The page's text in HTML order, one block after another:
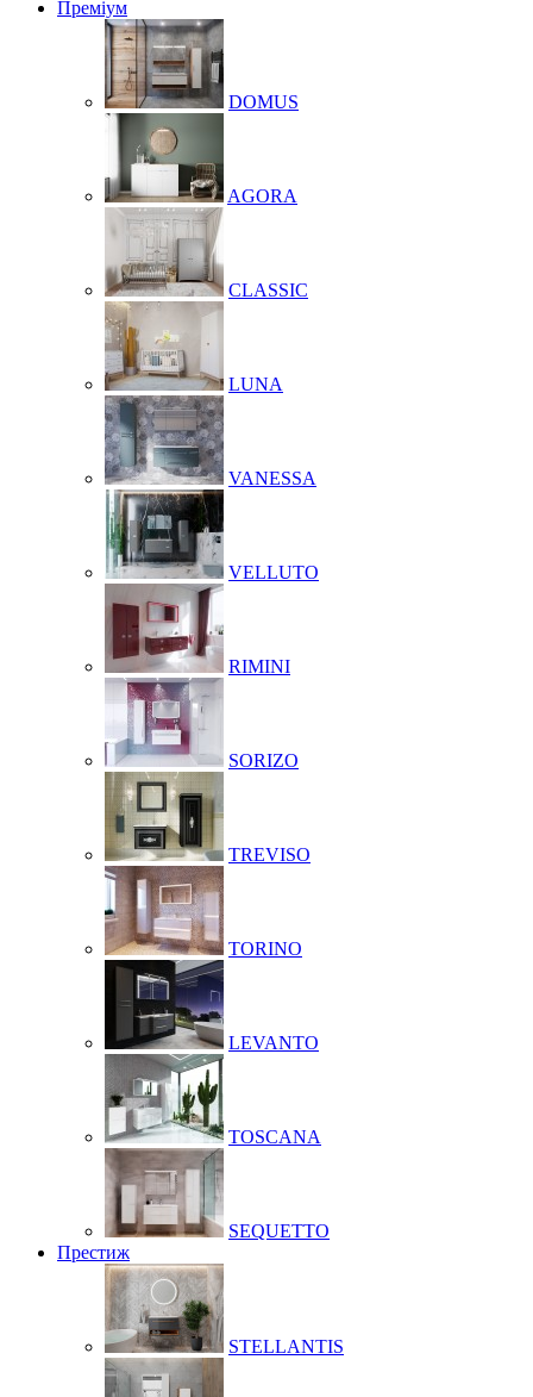
Преміум
DOMUS
AGORA
CLASSIC
LUNA
VANESSA
VELLUTO
RIMINI
SORIZO
TREVISO
TORINO
LEVANTO
TOSCANA
SEQUETTO
Престиж
STELLANTIS